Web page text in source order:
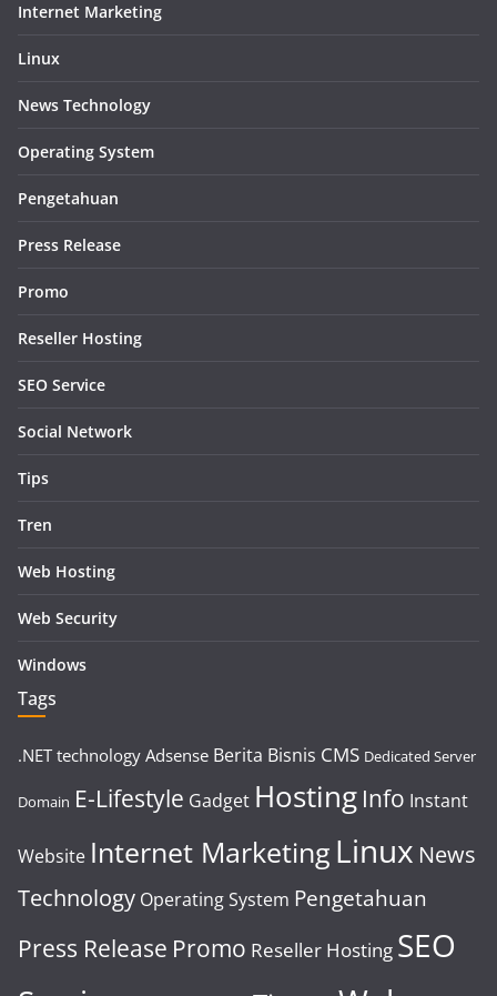
Internet Marketing
Linux
News Technology
Operating System
Pengetahuan
Press Release
Promo
Reseller Hosting
SEO Service
Social Network
Tips
Tren
Web Hosting
Web Security
Windows
Tags
.NET technology Adsense Berita Bisnis CMS Dedicated Server
Domain E-Lifestyle Gadget Hosting Info Instant
Website Internet Marketing Linux News
Technology Operating System Pengetahuan
Press Release Promo Reseller Hosting SEO